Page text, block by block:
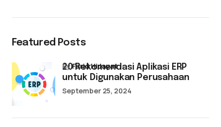
Featured Posts
20 Rekomendasi Aplikasi ERP
untuk Digunakan Perusahaan
byFarid Hidayat
September 25, 2024